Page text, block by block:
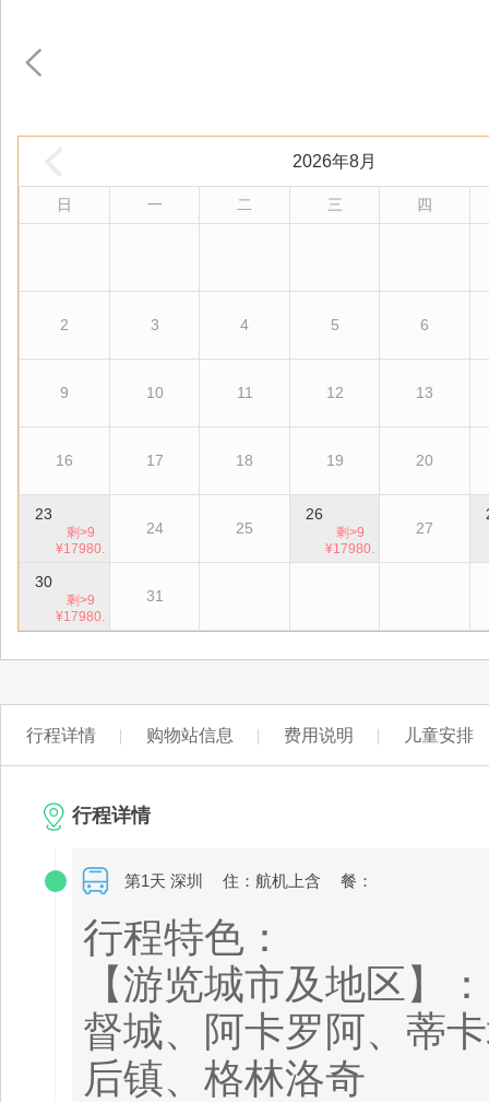
2026年8月
日 一 二 三 四
2 3 4 5 6
9 10 11 12 13
16 17 18 19 20
23
剩>9
¥17980.
24 25
26
剩>9
¥17980.
00
27
30
剩>9
¥17980.
00
31
行程详情 购物站信息 费用说明 儿童安排
行程详情
第1天 深圳 住：航机上含 餐：
行程特色：
【游览城市及地区】
督城、阿卡罗阿、蒂
后镇、格林洛奇